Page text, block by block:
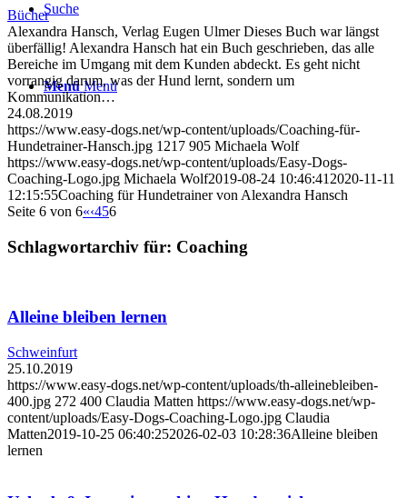
Suche
Menü Menü
Bücher
Alexandra Hansch, Verlag Eugen Ulmer Dieses Buch war längst
überfällig! Alexandra Hansch hat ein Buch geschrieben, das alle
Bereiche im Umgang mit dem Kunden abdeckt. Es geht nicht
vorrangig darum, was der Hund lernt, sondern um
Kommunikation…
24.08.2019
https://www.easy-dogs.net/wp-content/uploads/Coaching-für-
Hundetrainer-Hansch.jpg 1217 905 Michaela Wolf
https://www.easy-dogs.net/wp-content/uploads/Easy-Dogs-
Coaching-Logo.jpg Michaela Wolf2019-08-24 10:46:41 2020-11-11
12:15:55Coaching für Hundetrainer von Alexandra Hansch
Seite 6 von 6«‹456
Schlagwortarchiv für: Coaching
Alleine bleiben lernen
Schweinfurt
25.10.2019
https://www.easy-dogs.net/wp-content/uploads/th-alleinebleiben-
400.jpg 272 400 Claudia Matten https://www.easy-dogs.net/wp-
content/uploads/Easy-Dogs-Coaching-Logo.jpg Claudia
Matten2019-10-25 06:40:252026-02-03 10:28:36Alleine bleiben
lernen